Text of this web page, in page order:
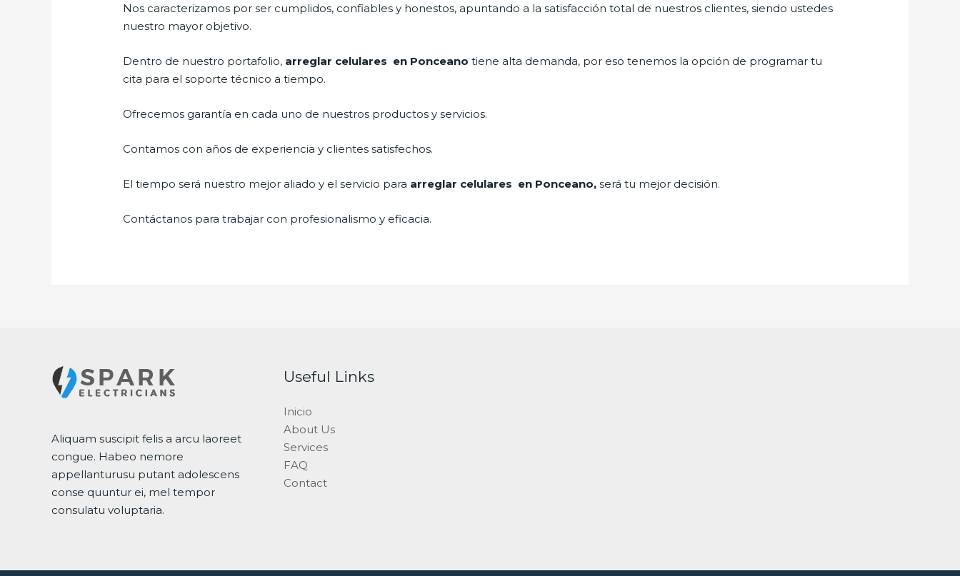
Nos caracterizamos por ser cumplidos, confiables y honestos, apuntando a la satisfacción total de nuestros clientes, siendo ustedes
nuestro mayor objetivo.
Dentro de nuestro portafolio, arreglar celulares en Ponceano tiene alta demanda, por eso tenemos la opción de programar tu
cita para el soporte técnico a tiempo.
Ofrecemos garantía en cada uno de nuestros productos y servicios.
Contamos con años de experiencia y clientes satisfechos.
El tiempo será nuestro mejor aliado y el servicio para arreglar celulares en Ponceano,será tu mejor decisión.
Contáctanos para trabajar con profesionalismo y eficacia.
Aliquam suscipit felis a arcu laoreet
congue. Habeo nemore
appellanturusu putant adolescens
conse quuntur ei, mel tempor
consulatu voluptaria.
Useful Links
Inicio
About Us
Services
FAQ
Contact